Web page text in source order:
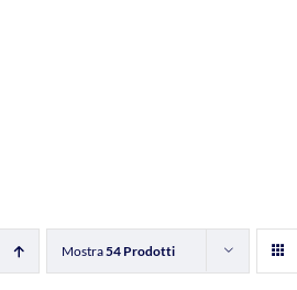
Mostra54 Prodotti